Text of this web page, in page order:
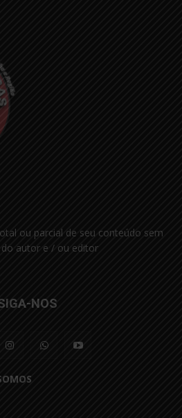
ou parcial de seu conteúdo sem
autor e / ou editor
NOS